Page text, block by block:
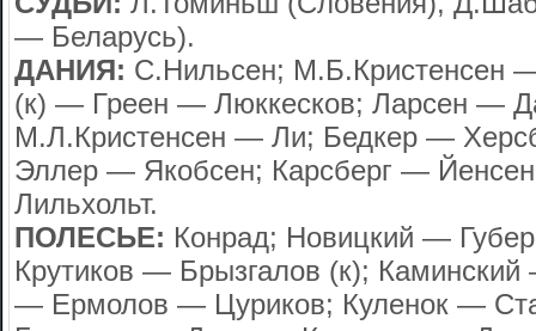
— Беларусь).
ДАНИЯ: С.Нильсен; М.Б.Кристенсен
(к) — Греен — Люккесков; Ларсен —
М.Л.Кристенсен — Ли; Бедкер —
Эллер — Якобсен; Карсберг —
Лильхольт.
ПОЛЕСЬЕ: Конрад; Новицкий —
Крутиков — Брызгалов (к);
— Ермолов — Цуриков; Куленок —